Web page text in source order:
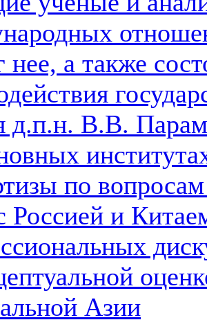
нее, а также
д.п.н. В.В.
по
Россией и
Азии